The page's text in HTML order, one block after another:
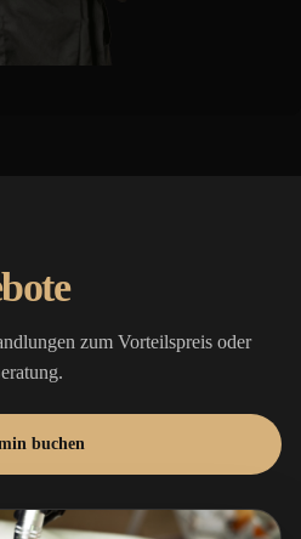
zum Vorteilspreis oder
buchen